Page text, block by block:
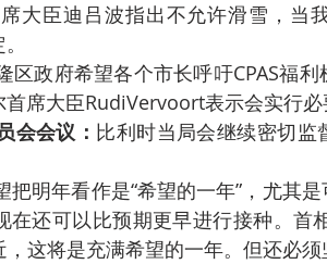
大臣迪吕波指出不允许滑雪，当
区政府希望各个市长呼吁CPAS福
席大臣RudiVervoort表示会实行必
会会议： 比利时当局会继续密切监
把明年看作是“希望的一年”，尤其
还可以比预期更早进行接种。首
这将是充满希望的一年。但还必